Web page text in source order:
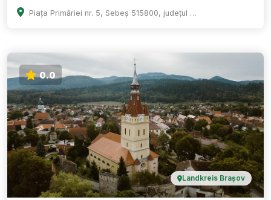
Piața Primăriei nr. 5, Sebeș 515800, județul Alba
0.0
Landkreis Brașov